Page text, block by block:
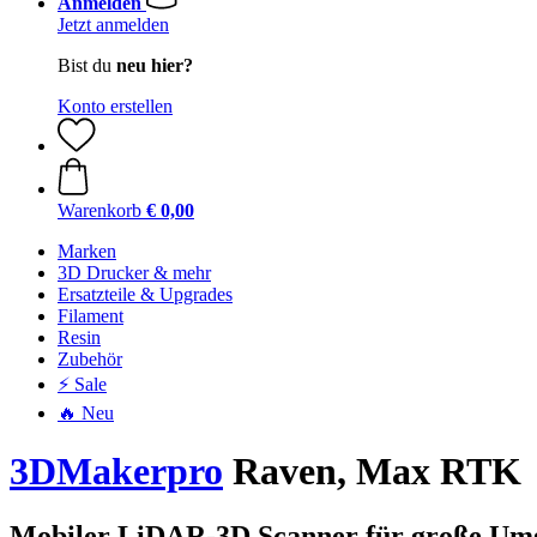
Jetzt anmelden
Bist du neu hier?
Konto erstellen
Warenkorb € 0,00
Marken
3D Drucker & mehr
Ersatzteile & Upgrades
Filament
Resin
Zubehör
⚡ Sale
🔥 Neu
3DMakerpro Raven, Max RTK